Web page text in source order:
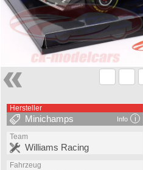
Hersteller
Info
Minichamps
Team
Williams Racing
Fahrzeug